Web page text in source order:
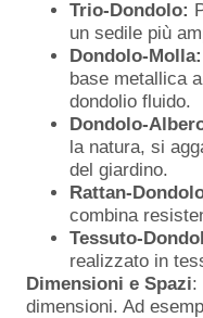
Trio-Dondolo:
un sedile più
Dondolo-Molla:
base metallica
dondolio fluido.
Dondolo-
la natura, si
del giardino.
Rattan-
combina
Tessuto-
realizzato in
Dimensioni e Spazi:
dimensioni. Ad